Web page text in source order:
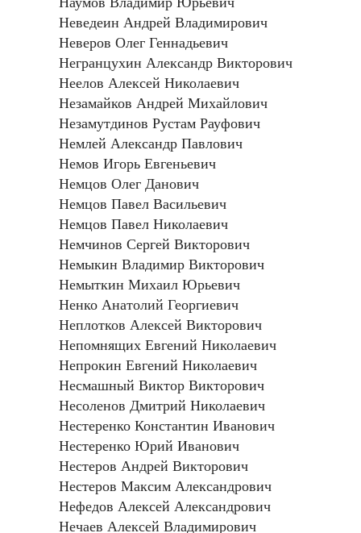
Неведеин Андрей Владимирович
Неверов Олег Геннадьевич
Негранцухин Александр Викторович
Неелов Алексей Николаевич
Незамайков Андрей Михайлович
Незамутдинов Рустам Рауфович
Немлей Александр Павлович
Немов Игорь Евгеньевич
Немцов Олег Данович
Немцов Павел Васильевич
Немцов Павел Николаевич
Немчинов Сергей Викторович
Немыкин Владимир Викторович
Немыткин Михаил Юрьевич
Ненко Анатолий Георгиевич
Неплотков Алексей Викторович
Непомнящих Евгений Николаевич
Непрокин Евгений Николаевич
Несмашный Виктор Викторович
Несоленов Дмитрий Николаевич
Нестеренко Константин Иванович
Нестеренко Юрий Иванович
Нестеров Андрей Викторович
Нестеров Максим Александрович
Нефедов Алексей Александрович
Нечаев Алексей Владимирович